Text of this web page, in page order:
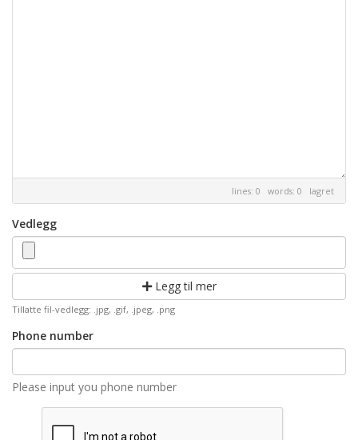
lines: 0 words: 0 lagret
Vedlegg
Legg til mer
Tillatte fil-vedlegg: .jpg, .gif, .jpeg, .png
Phone number
Please input you phone number